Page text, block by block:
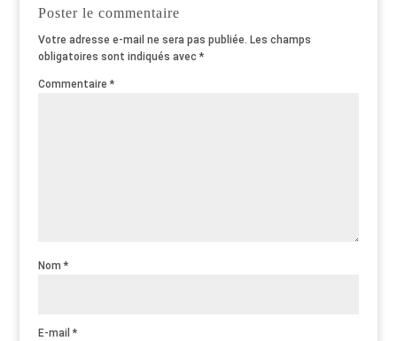
Poster le commentaire
Votre adresse e-mail ne sera pas publiée. Les champs
obligatoires sont indiqués avec*
Commentaire*
Nom*
E-mail*